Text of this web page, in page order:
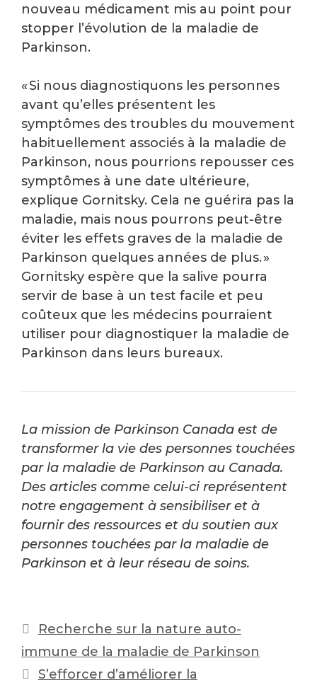
nouveau médicament mis au point pour
stopper l’évolution de la maladie de
Parkinson.
« Si nous diagnostiquons les personnes
avant qu’elles présentent les
symptômes des troubles du mouvement
habituellement associés à la maladie de
Parkinson, nous pourrions repousser ces
symptômes à une date ultérieure,
explique Gornitsky. Cela ne guérira pas la
maladie, mais nous pourrons peut-être
éviter les effets graves de la maladie de
Parkinson quelques années de plus. »
Gornitsky espère que la salive pourra
servir de base à un test facile et peu
coûteux que les médecins pourraient
utiliser pour diagnostiquer la maladie de
Parkinson dans leurs bureaux.
La mission de Parkinson Canada est de
transformer la vie des personnes touchées
par la maladie de Parkinson au Canada.
Des articles comme celui-ci représentent
notre engagement à sensibiliser et à
fournir des ressources et du soutien aux
personnes touchées par la maladie de
Parkinson et à leur réseau de soins.
Post
navigation
Recherche sur la nature auto-
immune de la maladie de Parkinson
S’efforcer d’améliorer la